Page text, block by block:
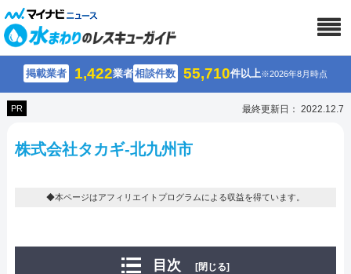
掲載業者 1,422業者相談件数 55,710件以上※2026年8月時点
PR 最終更新日： 2022.12.7
株式会社タカギ-北九州市
◆本ページはアフィリエイトプログラムによる収益を得ています。
目次 [閉じる]